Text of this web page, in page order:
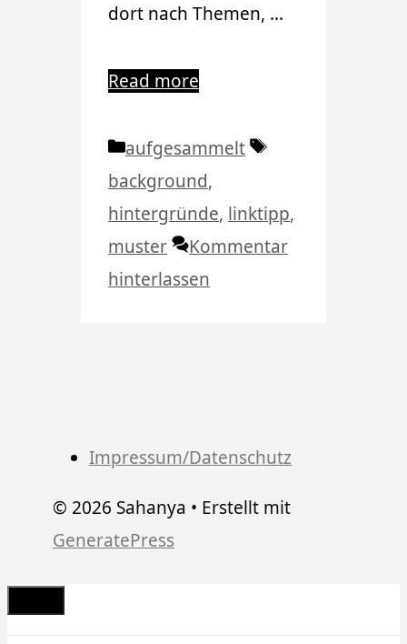
dort nach Themen, …
Read more
Kategorien
aufgesammelt
Schlagwörter
background,
hintergründe, linktipp,
muster
Kommentar
hinterlassen
Impressum/Datenschutz
© 2026 Sahanya • Erstellt mit
GeneratePress
Schließen